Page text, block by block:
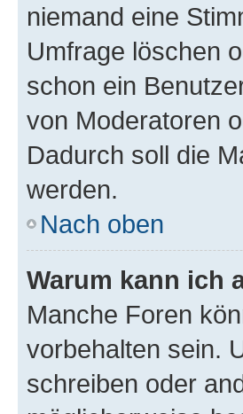
niemand eine
Umfrage löschen
schon ein
von Moderatoren
Dadurch soll die
werden.
Nach oben
Warum kann ich
Manche Foren
vorbehalten sein.
schreiben oder